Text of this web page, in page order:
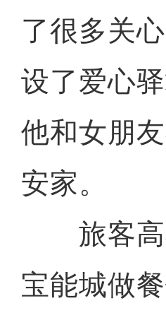
了很多关
设了爱心
他和女朋
安家。
旅客高
宝能城做